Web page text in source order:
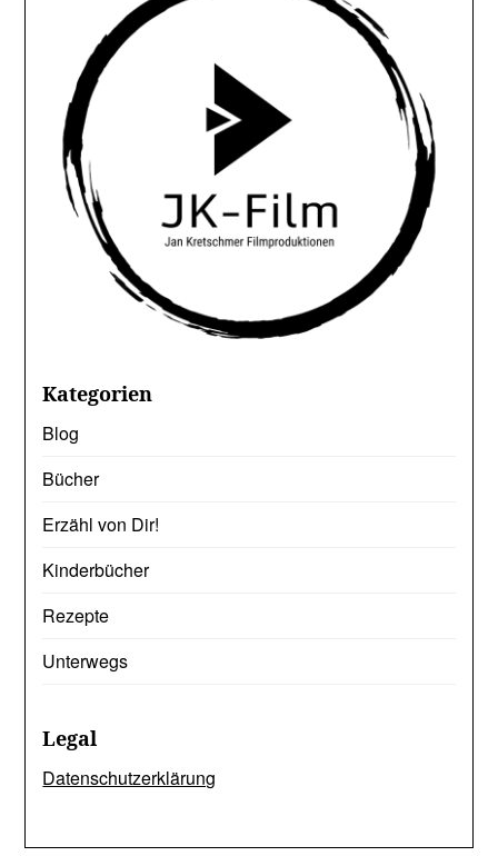
Kategorien
Blog
Bücher
Erzähl von Dir!
Kinderbücher
Rezepte
Unterwegs
Legal
Datenschutzerklärung